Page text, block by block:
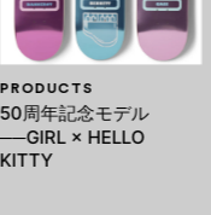
PRODUCTS
50周年記念モデル
──GIRL × HELLO
KITTY